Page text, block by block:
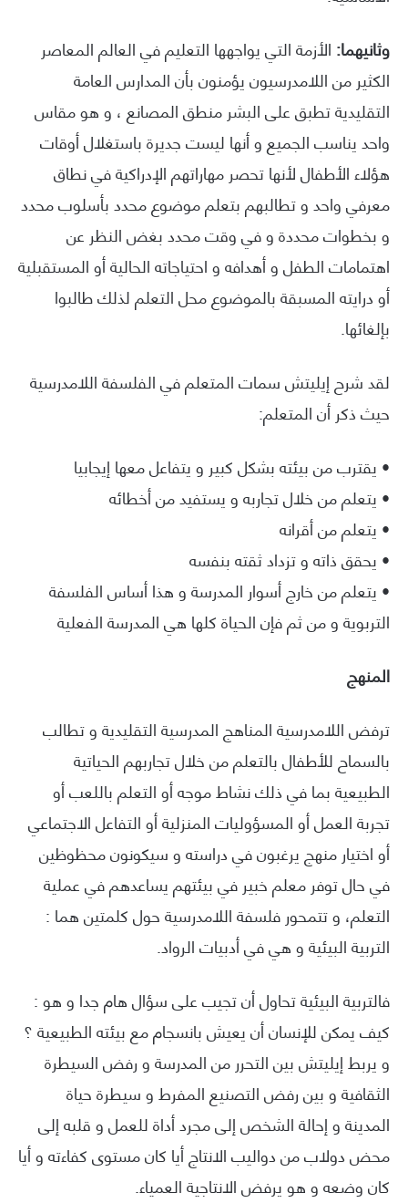
وثانيهما: الأزمة التي يواجهها التعليم في العالم المعاصر
الكثير من اللامدرسيون يؤمنون بأن المدارس العامة
التقليدية تطبق على البشر منطق المصانع ، و هو مقاس
واحد يناسب الجميع و أنها ليست جديرة باستغلال أوقات
هؤلاء الأطفال لأنها تحصر مهاراتهم الإدراكية في نطاق
معرفي واحد و تطالبهم بتعلم موضوع محدد بأسلوب محدد
و بخطوات محددة و في وقت محدد بغض النظر عن
اهتمامات الطفل و أهدافه و احتياجاته الحالية أو المستقبلية
أو درايته المسبقة بالموضوع محل التعلم لذلك طالبوا
بإلغائها.
لقد شرح إيليتش سمات المتعلم في الفلسفة اللامدرسية
حيث ذكر أن المتعلم:
• يقترب من بيئته بشكل كبير و يتفاعل معها إيجابيا
• يتعلم من خلال تجاربه و يستفيد من أخطائه
• يتعلم من أقرانه
• يحقق ذاته و تزداد ثقته بنفسه
• يتعلم من خارج أسوار المدرسة و هذا أساس الفلسفة
التربوية و من ثم فإن الحياة كلها هي المدرسة الفعلية
المنهج
ترفض اللامدرسية المناهج المدرسية التقليدية و تطالب
بالسماح للأطفال بالتعلم من خلال تجاربهم الحياتية
الطبيعية بما في ذلك نشاط موجه أو التعلم باللعب أو
تجربة العمل أو المسؤوليات المنزلية أو التفاعل الاجتماعي
أو اختيار منهج يرغبون في دراسته و سيكونون محظوظين
في حال توفر معلم خبير في بيئتهم يساعدهم في عملية
التعلم، و تتمحور فلسفة اللامدرسية حول كلمتين هما :
التربية البيئية و هي في أدبيات الرواد.
فالتربية البيئية تحاول أن تجيب على سؤال هام جدا و هو :
كيف يمكن للإنسان أن يعيش بانسجام مع بيئته الطبيعية ؟
و يربط إيليتش بين التحرر من المدرسة و رفض السيطرة
الثقافية و بين رفض التصنيع المفرط و سيطرة حياة
المدينة و إحالة الشخص إلى مجرد أداة للعمل و قلبه إلى
محض دولاب من دواليب الانتاج أيا كان مستوى كفاءته و أيا
كان وضعه و هو يرفض الانتاجية العمياء.